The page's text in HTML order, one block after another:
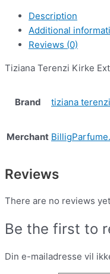
Description
Additional
Reviews (0)
Tiziana Terenzi Kirke
Brand tiziana terenzi
Merchant
Reviews
There are no reviews
Be the first to
Din e-mailadresse vil